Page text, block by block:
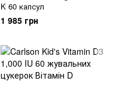
K 60 капсул
1 985 грн